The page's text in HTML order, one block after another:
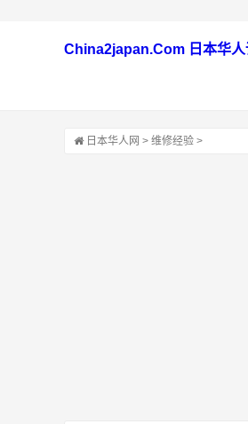
China2japan.Com 日本华人
日本华人网 > 维修经验 >